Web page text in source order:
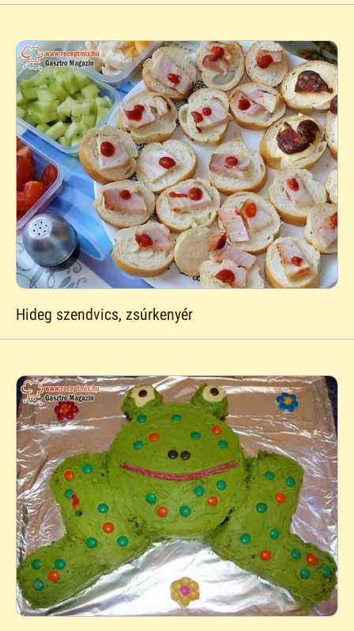
Hideg szendvics, zsúrkenyér